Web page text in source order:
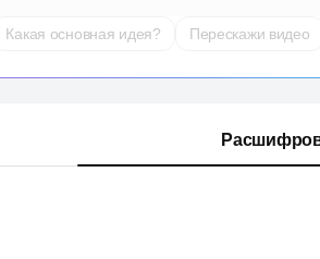
Какая основная идея? Перескажи видео